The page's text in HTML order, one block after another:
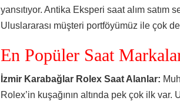
yansıtıyor. Antika Eksperi saat alım satım
Uluslararası müşteri portföyümüz ile çok
En Popüler Saat
İzmir Karabağlar Rolex Saat Alanlar:
Rolex’in kuşağının altında pek çok ilk